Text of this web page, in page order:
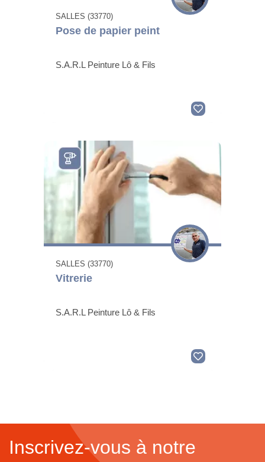
SALLES (33770)
Pose de papier peint
S.A.R.L Peinture Lô & Fils
SALLES (33770)
Vitrerie
S.A.R.L Peinture Lô & Fils
Inscrivez-vous à notre